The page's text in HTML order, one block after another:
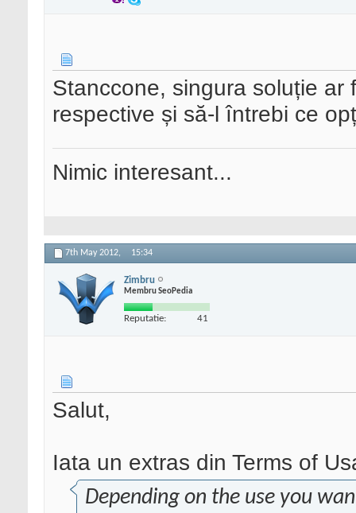
Stanccone, singura soluție ar
respective și să-l întrebi ce
Nimic interesant...
7th May 2012, 15:34
Zimbru
Membru SeoPedia
Reputatie: 41
Salut,
Iata un extras din Terms of
Depending on the use you